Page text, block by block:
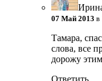
07 Май 2013 в
Тамара,
слова, все
дорожу